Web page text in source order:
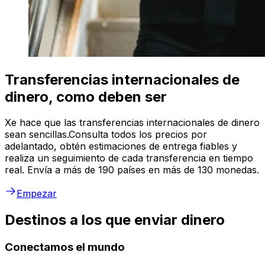
Transferencias internacionales de
dinero, como deben ser
Xe hace que las transferencias internacionales de dinero
sean sencillas.Consulta todos los precios por
adelantado, obtén estimaciones de entrega fiables y
realiza un seguimiento de cada transferencia en tiempo
real. Envía a más de 190 países en más de 130 monedas.
Empezar
Destinos a los que enviar dinero
Conectamos el mundo